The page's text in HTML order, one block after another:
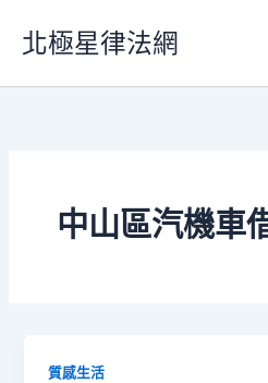
要
北極星律法網
中山區汽機車
質感生活